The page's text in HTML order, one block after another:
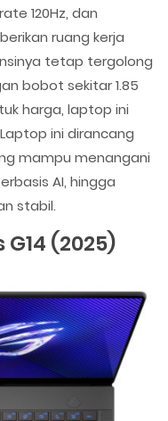
120Hz, dan
ruang kerja
tetap tergolong
bobot sekitar 1.85
harga, laptop ini
ini dirancang
mampu menangani
AI, hingga
stabil.
G14 (2025)